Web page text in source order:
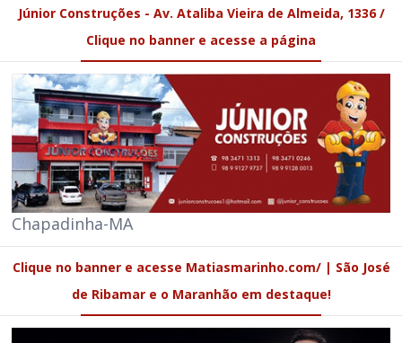
Júnior Construções - Av. Ataliba Vieira de Almeida, 1336 /
Clique no banner e acesse a página
Chapadinha-MA
Clique no banner e acesse Matiasmarinho.com/ | São José
de Ribamar e o Maranhão em destaque!